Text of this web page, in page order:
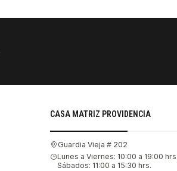
CASA MATRIZ PROVIDENCIA
Guardia Vieja # 202
Lunes a Viernes: 10:00 a 19:00 hrs.
Sábados: 11:00 a 15:30 hrs.